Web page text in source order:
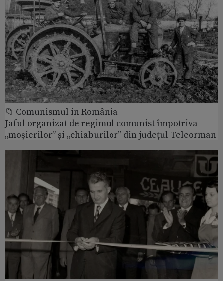
📁 Comunismul in România
Jaful organizat de regimul comunist împotriva
„moșierilor” și „chiaburilor” din județul Teleorman